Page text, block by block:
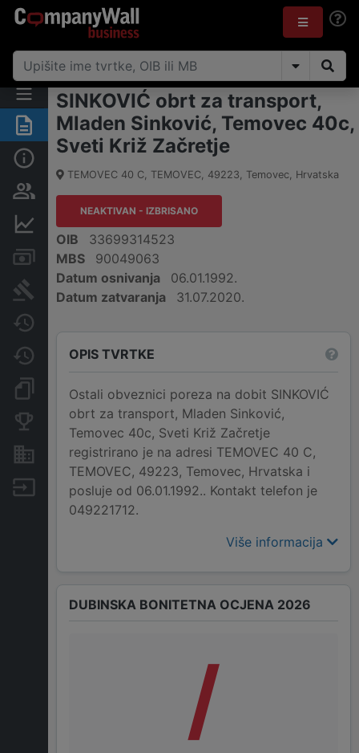
Sažetak
Financijski podaci
Računi i blokade
Sudske objave
Promjene
Dokumenti i objave
Konkurentske tvrtke
Nekretnine i imovina
Izvoz
SINKOVIĆ obrt za transport,
Mladen Sinković, Temovec 40c,
Sveti Križ Začretje
TEMOVEC 40 C, TEMOVEC, 49223, Temovec, Hrvatska
NEAKTIVAN - IZBRISANO
OIB
33699314523
MBS
90049063
Datum osnivanja
06.01.1992.
Datum zatvaranja
31.07.2020.
OPIS TVRTKE
Ostali obveznici poreza na dobit SINKOVIĆ
obrt za transport, Mladen Sinković,
Temovec 40c, Sveti Križ Začretje
registrirano je na adresi TEMOVEC 40 C,
TEMOVEC, 49223, Temovec, Hrvatska i
posluje od 06.01.1992.. Kontakt telefon je
049221712.
Više informacija
DUBINSKA BONITETNA OCJENA 2026
/